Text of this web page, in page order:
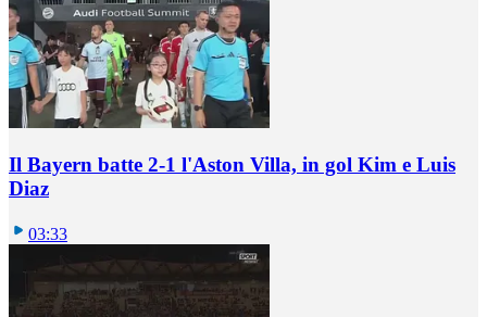
Il Bayern batte 2-1 l'Aston Villa, in gol Kim e Luis
Diaz
03:33